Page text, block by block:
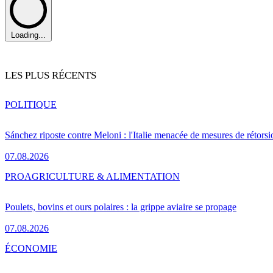
Loading...
LES PLUS RÉCENTS
Sánchez riposte contre Meloni : l'Italie menacée de mesures de
07.08.2026
POLITIQUE
Poulets, bovins et ours polaires : la grippe aviaire se propage
07.08.2026
PROAGRICULTURE & ALIMENTATION
ÉCONOMIE